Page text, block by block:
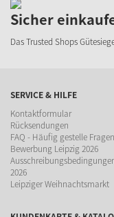
Sicher
Das Trusted Shops
SERVICE & HILFE
Kontaktformular
Rücksendungen
FAQ - Häufig gestelle Fragen
Bewerbung Leipzig 2026
2026
Leipziger Weihnachtsmarkt